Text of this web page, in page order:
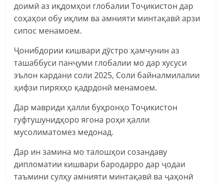
доимӣ аз иқдомҳои глобалии Тоҷикистон дар
соҳаҳои обу иқлим ва амнияти минтақавӣ арзи
сипос менамоем.
Ҷонибдории кишвари дӯстро ҳамчунин аз
ташаббуси панҷуми глобалии мо дар хусуси
эълон кардани соли 2025, Соли байналмилалии
ҳифзи пиряхҳо қадрдонӣ менамоем.
Дар мавриди ҳалли буҳронҳо Тоҷикистон
гуфтушунидҳоро ягона роҳи ҳалли
мусолиматомез медонад.
Дар ин замина мо талошҳои созандаву
дипломатии кишвари бародарро дар ҷодаи
таъмини сулҳу амнияти минтақавӣ ва ҷаҳонӣ